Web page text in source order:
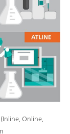
Online,